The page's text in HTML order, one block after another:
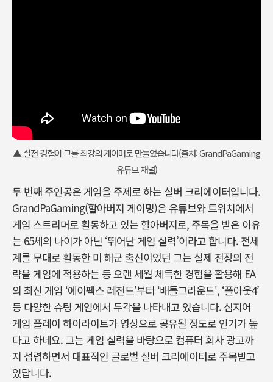
▲ 실전 경험이 그를 최강의 게이머로 만들었습니다(출처: GrandPaGaming
유튜브 채널)
두 번째 주인공은 게임을 주제로 하는 실버 크리에이터입니다.
GrandPaGaming(할아버지 게이밍)은 유튜브와 트위치에서
게임 스트리머로 활동하고 있는 할아버지로, 주목을 받은 이유
는 65세의 나이가 아닌 ‘뛰어난 게임 실력’이라고 합니다. 전세
계를 무대로 활동한 미 해군 출신이었던 그는 실제 전장의 전
략을 게임에 적용하는 등 오랜 세월 체득한 경험을 활용해 EA
의 최신 게임 ‘에이펙스 레전드’부터 ‘배틀그라운드', ‘폴아웃4’
등 다양한 슈팅 게임에서 두각을 나타내고 있습니다. 심지어
게임 플레이 하이라이트가 영상으로 공유될 정도로 인기가 높
다고 하네요. 그는 게임 실력을 바탕으로 컴퓨터 회사 광고까
지 섭렵하면서 대표적인 글로벌 실버 크리에이터로 주목받고
있답니다.